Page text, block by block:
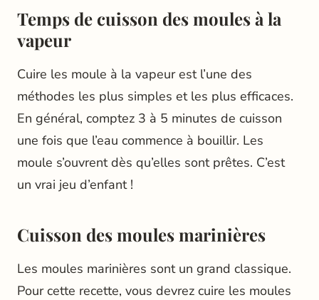
Temps de cuisson des moules à la
vapeur
Cuire les moule à la vapeur est l’une des
méthodes les plus simples et les plus efficaces.
En général, comptez 3 à 5 minutes de cuisson
une fois que l’eau commence à bouillir. Les
moule s’ouvrent dès qu’elles sont prêtes. C’est
un vrai jeu d’enfant !
Cuisson des moules marinières
Les moules marinières sont un grand classique.
Pour cette recette, vous devrez cuire les moules